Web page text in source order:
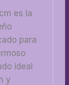
es la
para
ideal
y